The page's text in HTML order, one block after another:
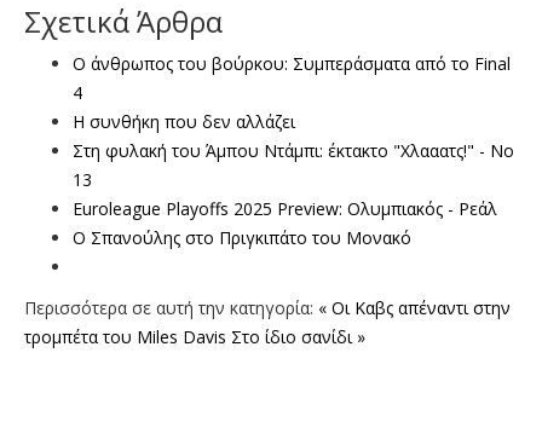
Σχετικά Άρθρα
Ο άνθρωπος του βούρκου: Συμπεράσματα από το Final
4
Η συνθήκη που δεν αλλάζει
Στη φυλακή του Άμπου Ντάμπι: έκτακτο "Χλααατς!" - Νο
13
Euroleague Playoffs 2025 Preview: Ολυμπιακός - Ρεάλ
Ο Σπανούλης στο Πριγκιπάτο του Μονακό
Περισσότερα σε αυτή την κατηγορία: « Oι Καβς απέναντι στην
τρομπέτα του Miles Davis Στο ίδιο σανίδι »